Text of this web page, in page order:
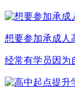
想要参加承成人
经常有学员因为